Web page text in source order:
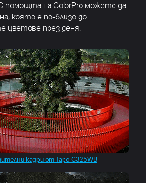
помощта на ColorPro можете да
която е по-близо до
цветове през деня.
кадри от Tapo C325WB